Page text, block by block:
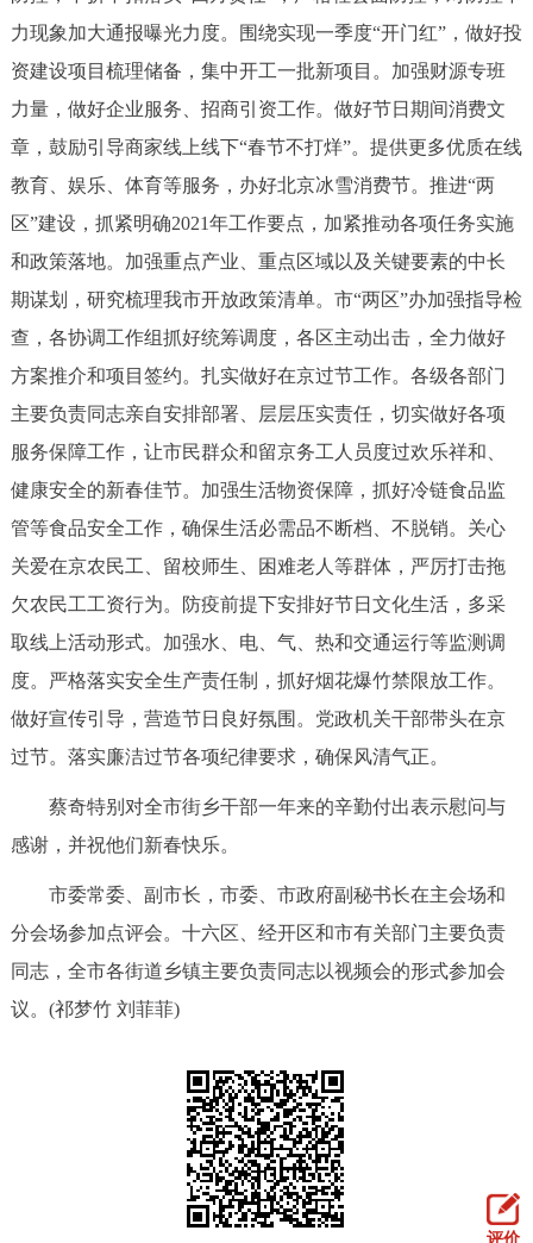
力现象加大通报曝光力度。围绕实现一季度“开门红”，做好投
资建设项目梳理储备，集中开工一批新项目。加强财源专班
力量，做好企业服务、招商引资工作。做好节日期间消费文
章，鼓励引导商家线上线下“春节不打烊”。提供更多优质在线
教育、娱乐、体育等服务，办好北京冰雪消费节。推进“两
区”建设，抓紧明确2021年工作要点，加紧推动各项任务实施
和政策落地。加强重点产业、重点区域以及关键要素的中长
期谋划，研究梳理我市开放政策清单。市“两区”办加强指导检
查，各协调工作组抓好统筹调度，各区主动出击，全力做好
方案推介和项目签约。扎实做好在京过节工作。各级各部门
主要负责同志亲自安排部署、层层压实责任，切实做好各项
服务保障工作，让市民群众和留京务工人员度过欢乐祥和、
健康安全的新春佳节。加强生活物资保障，抓好冷链食品监
管等食品安全工作，确保生活必需品不断档、不脱销。关心
关爱在京农民工、留校师生、困难老人等群体，严厉打击拖
欠农民工工资行为。防疫前提下安排好节日文化生活，多采
取线上活动形式。加强水、电、气、热和交通运行等监测调
度。严格落实安全生产责任制，抓好烟花爆竹禁限放工作。
做好宣传引导，营造节日良好氛围。党政机关干部带头在京
过节。落实廉洁过节各项纪律要求，确保风清气正。
蔡奇特别对全市街乡干部一年来的辛勤付出表示慰问与
感谢，并祝他们新春快乐。
市委常委、副市长，市委、市政府副秘书长在主会场和
分会场参加点评会。十六区、经开区和市有关部门主要负责
同志，全市各街道乡镇主要负责同志以视频会的形式参加会
议。(祁梦竹 刘菲菲)
评价